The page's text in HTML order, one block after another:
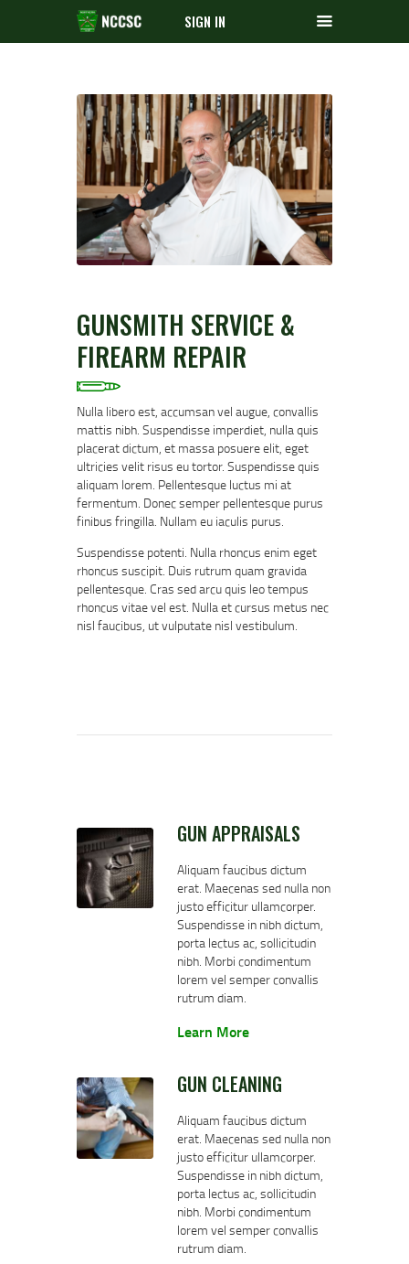
SIGN IN
GUNSMITH SERVICE &
FIREARM REPAIR
Nulla libero est, accumsan vel augue, convallis
mattis nibh. Suspendisse imperdiet, nulla quis
placerat dictum, et massa posuere elit, eget
ultricies velit risus eu tortor. Suspendisse quis
aliquam lorem. Pellentesque luctus mi at
fermentum. Donec semper pellentesque purus
finibus fringilla. Nullam eu iaculis purus.
Suspendisse potenti. Nulla rhoncus enim eget
rhoncus suscipit. Duis rutrum quam gravida
pellentesque. Cras sed arcu quis leo tempus
rhoncus vitae vel est. Nulla et cursus metus nec
nisl faucibus, ut vulputate nisl vestibulum.
GUN APPRAISALS
Aliquam faucibus dictum
erat. Maecenas sed nulla non
justo efficitur ullamcorper.
Suspendisse in nibh dictum,
porta lectus ac, sollicitudin
nibh. Morbi condimentum
lorem vel semper convallis
rutrum diam.
Learn More
GUN CLEANING
Aliquam faucibus dictum
erat. Maecenas sed nulla non
justo efficitur ullamcorper.
Suspendisse in nibh dictum,
porta lectus ac, sollicitudin
nibh. Morbi condimentum
lorem vel semper convallis
rutrum diam.